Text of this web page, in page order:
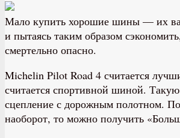
Мало купить хорошие шины — их
и пытаясь таким образом
смертельно опасно.
Michelin Pilot Road 4 считается
считается спортивной шиной.
сцепление с дорожным полотном.
наоборот, то можно получить